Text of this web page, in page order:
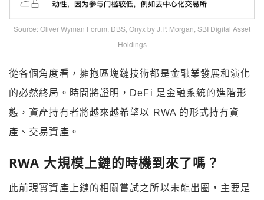
Source: Oliver Wyman Forum, DBS, Onyx by J.P. Morgan, SBI Digital Asset
Holdings
從各個角度看，擁抱區塊鏈技術都是金融業發展和演化
的必然終局。時間將證明，DeFi 是金融系統的進階形
態，資產持有者將越來越希望以 RWA 的形式持有資
產、交易資產。
RWA 大規模上鏈的時機到來了嗎？
此前現實資產上鏈的相關嘗試之所以未能出圈，主要是